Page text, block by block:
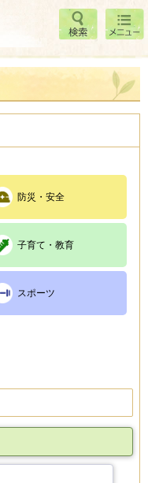
検索
メニ
ュー
防災・安全
子育て・教育
スポーツ